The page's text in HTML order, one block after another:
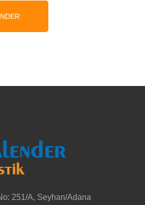
251/A, Seyhan/Adana